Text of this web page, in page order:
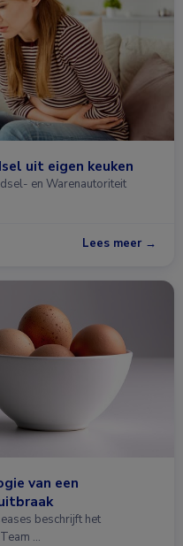
uit eigen keuken
en Warenautoriteit
Lees meer →
van een
beschrijft het
…